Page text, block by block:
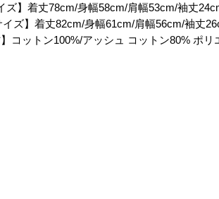
ズ】着丈78cm/身幅58cm/肩幅53cm/袖丈
イズ】着丈82cm/身幅61cm/肩幅56cm/袖丈
】コットン100%/アッシュ コットン80% ポリ